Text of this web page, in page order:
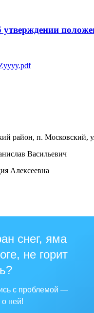
утверждении
район, п. Московский,
Васильевич
Алексеевна
снег, яма
не горит
с проблемой —
ней!